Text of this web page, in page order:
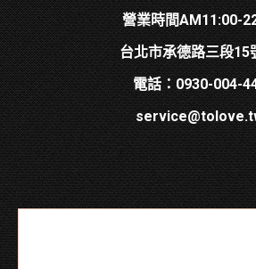
營業時間AM11:00-
台北市承德路三段15
電話：0930-004-